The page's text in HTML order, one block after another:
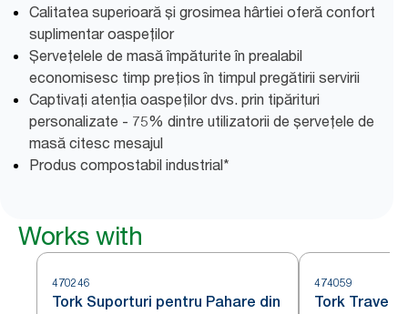
Calitatea superioară și grosimea hârtiei oferă confort
suplimentar oaspeților
Șervețelele de masă împăturite în prealabil
economisesc timp prețios în timpul pregătirii servirii
Captivați atenția oaspeților dvs. prin tipărituri
personalizate - 75% dintre utilizatorii de șervețele de
masă citesc mesajul
Produs compostabil industrial*
Works with
470246
Tork Suporturi pentru Pahare din
474059
Tork